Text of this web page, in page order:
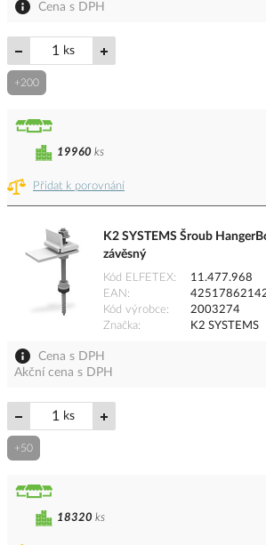
Cena s DPH
ks
+200
Přidat k porovnání
19960 ks
K2 SYSTEMS Šroub
závěsný
Kód ELFETEX
11.477.968
EAN
Kód výrobce
2003274
Značka
K2 SYSTEMS
Cena s DPH
Akční cena s DPH
ks
+50
18320 ks